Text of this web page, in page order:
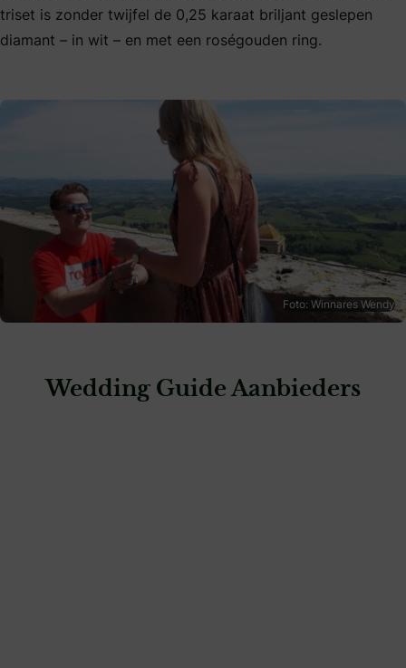
triset is zonder twijfel de 0,25 karaat briljant geslepen
diamant – in wit – en met een roségouden ring.
Foto: Winnares Wendy
Wedding Guide Aanbieders